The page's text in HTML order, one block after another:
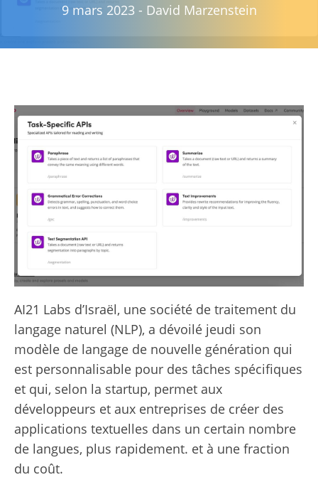
9 mars 2023 - David Marzenstein
AI21 Labs d’Israël, une société de traitement du
langage naturel (NLP), a dévoilé jeudi son
modèle de langage de nouvelle génération qui
est personnalisable pour des tâches spécifiques
et qui, selon la startup, permet aux
développeurs et aux entreprises de créer des
applications textuelles dans un certain nombre
de langues, plus rapidement. et à une fraction
du coût.